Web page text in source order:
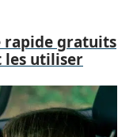
rapide gratuits
les utiliser